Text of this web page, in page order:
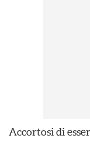
Accortosi di